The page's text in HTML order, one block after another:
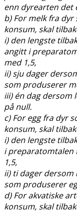
enn dyrearten det
b) For melk fra
konsum, skal
i) den lengste
angitt i
med 1,5,
ii) sju dager
som produserer
iii) én dag dersom
på null.
c) For egg fra dyr
konsum, skal
i) den lengste
i preparatomtalen
1,5,
ii) ti dager dersom
som produserer
d) For akvatiske
konsum, skal